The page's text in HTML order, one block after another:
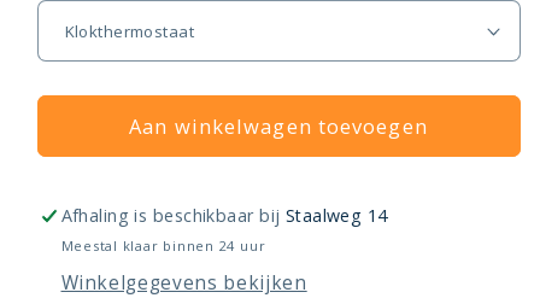
Aan winkelwagen toevoegen
Afhaling is beschikbaar bij Staalweg 14
Meestal klaar binnen 24 uur
Winkelgegevens bekijken